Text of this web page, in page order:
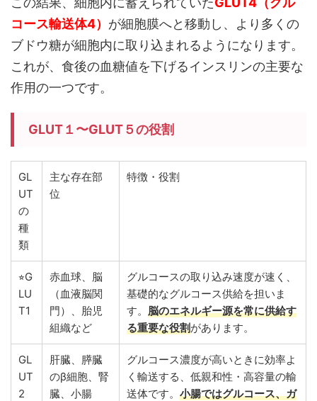
コース輸送体4） が細胞膜へと移動し、より多くの
ブドウ糖が細胞内に取り込まれるようになります。
これが、食後の血糖値を下げるインスリンの主要な
作用の一つです。
GLUT１〜GLUT５の役割
GL
UT
の
種
類
主な存在部
位
特徴・役割
⭐︎G
LU
T1
赤血球、脳
（血液脳関
門）、胎児
組織など
グルコースの取り込み速度が速く、
基礎的なグルコース供給を担いま
す。 脳のエネルギー源を常に供給す
る重要な役割があります。
GL
UT
2
肝臓、膵臓
のβ細胞、腎
臓、小腸
グルコース濃度が高いときに効率よ
く輸送する、低親和性・高容量の輸
送体です。 小腸ではグルコース、ガ